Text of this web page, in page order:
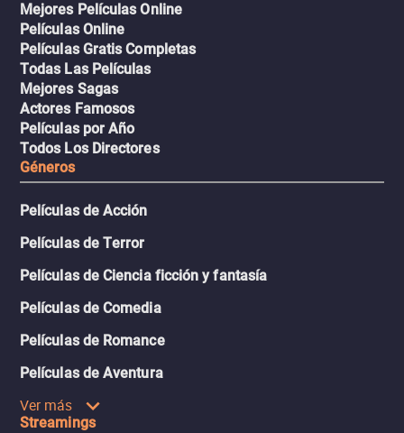
Mejores Películas Online
Películas Online
Películas Gratis Completas
Todas Las Películas
Mejores Sagas
Actores Famosos
Películas por Año
Todos Los Directores
Géneros
Películas de Acción
Películas de Terror
Películas de Ciencia ficción y fantasía
Películas de Comedia
Películas de Romance
Películas de Aventura
Ver más
Streamings